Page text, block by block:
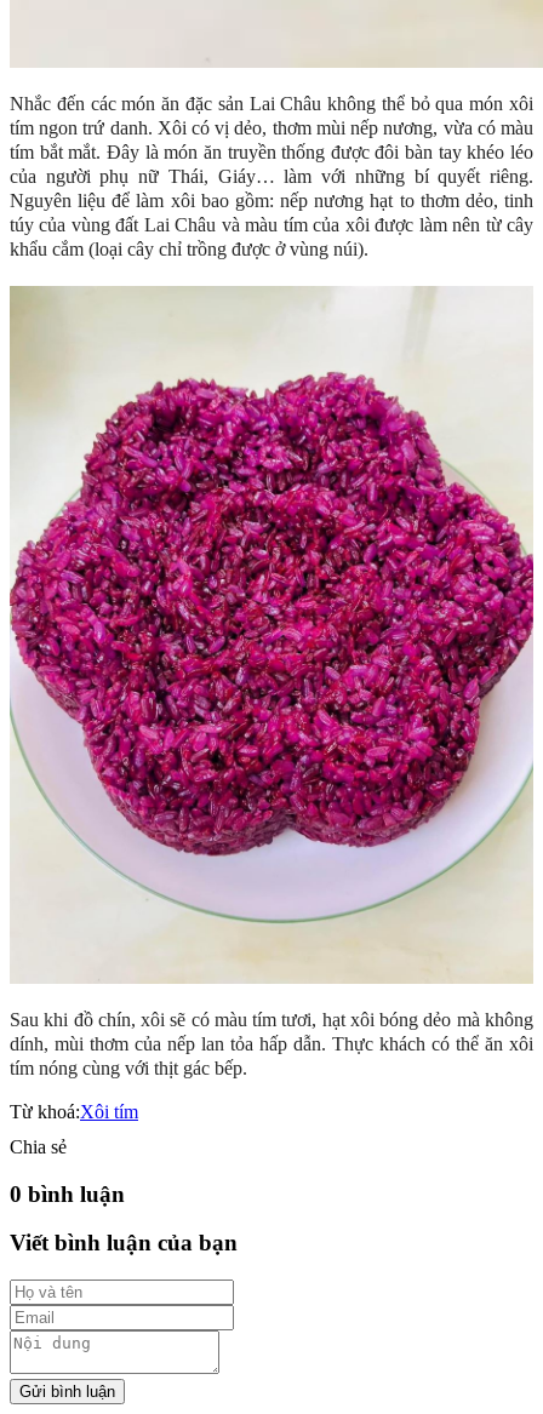
Nhắc đến các món ăn đặc sản Lai Châu không thể bỏ qua món xôi
tím ngon trứ danh. Xôi có vị dẻo, thơm mùi nếp nương, vừa có màu
tím bắt mắt. Đây là món ăn truyền thống được đôi bàn tay khéo léo
của người phụ nữ Thái, Giáy… làm với những bí quyết riêng.
Nguyên liệu để làm xôi bao gồm: nếp nương hạt to thơm dẻo, tinh
túy của vùng đất Lai Châu và màu tím của xôi được làm nên từ cây
khẩu cắm (loại cây chỉ trồng được ở vùng núi).
Sau khi đồ chín, xôi sẽ có màu tím tươi, hạt xôi bóng dẻo mà không
dính, mùi thơm của nếp lan tỏa hấp dẫn. Thực khách có thể ăn xôi
tím nóng cùng với thịt gác bếp.
Từ khoá:Xôi tím
Chia sẻ
0 bình luận
Viết bình luận của bạn
Gửi bình luận